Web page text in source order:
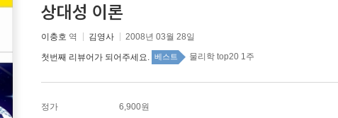
상대성 이론
이충호 역 김영사 2008년 03월 28일
첫번째 리뷰어가 되어주세요. 베스트 물리학 top20 1주
정가 6,900원